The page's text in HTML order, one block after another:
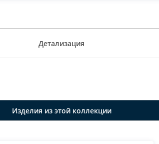
Детализация
Изделия из этой коллекции